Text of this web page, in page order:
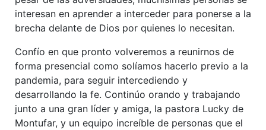
interesan en aprender a interceder para ponerse a la
brecha delante de Dios por quienes lo necesitan.
Confío en que pronto volveremos a reunirnos de
forma presencial como solíamos hacerlo previo a la
pandemia, para seguir intercediendo y
desarrollando la fe. Continúo orando y trabajando
junto a una gran líder y amiga, la pastora Lucky de
Montufar, y un equipo increíble de personas que el